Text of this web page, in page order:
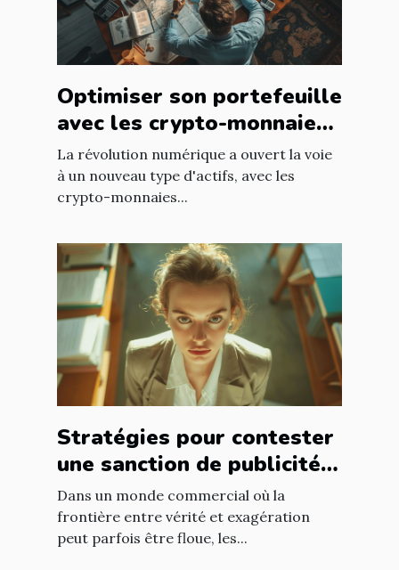
Optimiser son portefeuille
avec les crypto-monnaies
de niche à faible
capitalisation
La révolution numérique a ouvert la voie
à un nouveau type d'actifs, avec les
crypto-monnaies...
Stratégies pour contester
une sanction de publicité
mensongère
Dans un monde commercial où la
frontière entre vérité et exagération
peut parfois être floue, les...